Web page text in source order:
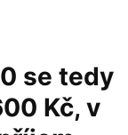
se tedy
Kč, v